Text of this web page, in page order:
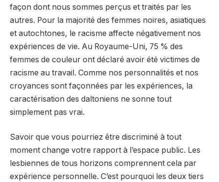
façon dont nous sommes perçus et traités par les
autres. Pour la majorité des femmes noires, asiatiques
et autochtones, le racisme affecte négativement nos
expériences de vie. Au Royaume-Uni, 75 % des
femmes de couleur ont déclaré avoir été victimes de
racisme au travail. Comme nos personnalités et nos
croyances sont façonnées par les expériences, la
caractérisation des daltoniens ne sonne tout
simplement pas vrai.
Savoir que vous pourriez être discriminé à tout
moment change votre rapport à l’espace public. Les
lesbiennes de tous horizons comprennent cela par
expérience personnelle. C’est pourquoi les deux tiers